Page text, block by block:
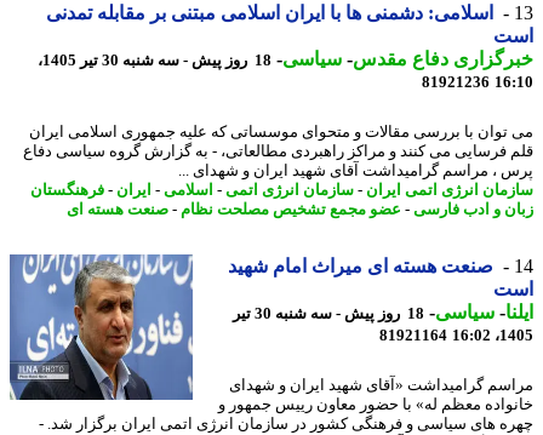
اسلامی: دشمنی ها با ایران اسلامی مبتنی بر مقابله تمدنی
دفاع مقدس-سیاسی-
18 روز پیش - سه شنبه 30 تیر 1405،
81921236
با بررسی مقالات و متحوای موسساتی که علیه جمهوری اسلامی ایران
فرسایی می کنند و مراکز راهبردی مطالعاتی، - به گزارش گروه سیاسی دفاع
، مراسم گرامیداشت آقای شهید ایران و شهدای ...
انرژی اتمی ایران - سازمان انرژی اتمی -اسلامی-ایران -
فرهنگستان
و ادب فارسی -عضو مجمع تشخیص مصلحت نظام-صنعت هسته ای
صنعت هسته ای میراث امام شهید
-سیاسی-
18 روز پیش - سه شنبه 30 تیر
81921164
گرامیداشت «آقای شهید ایران و شهدای
معظم له» با حضور معاون رییس جمهور و
های سیاسی و فرهنگی کشور در سازمان انرژی اتمی ایران برگزار شد. -